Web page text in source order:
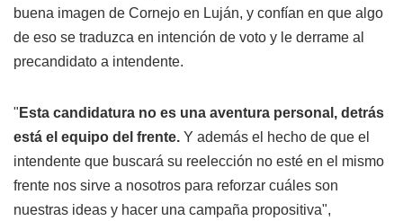
buena imagen de Cornejo en Luján, y confían en que algo
de eso se traduzca en intención de voto y le derrame al
precandidato a intendente.
" Esta candidatura no es una aventura personal, detrás
está el equipo del frente. Y además el hecho de que el
intendente que buscará su reelección no esté en el mismo
frente nos sirve a nosotros para reforzar cuáles son
nuestras ideas y hacer una campaña propositiva",